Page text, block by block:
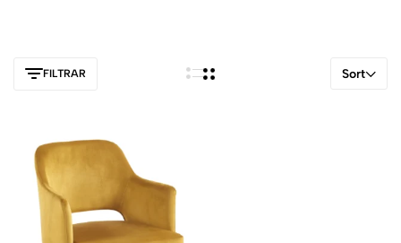
FILTRAR Sort